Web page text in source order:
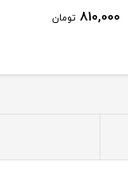
810,000 تومان